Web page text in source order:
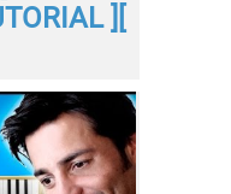
][